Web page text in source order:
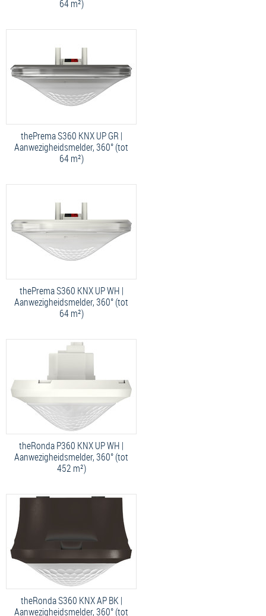
64 m²)
thePrema S360 KNX UP GR |
Aanwezigheidsmelder, 360° (tot
64 m²)
thePrema S360 KNX UP WH |
Aanwezigheidsmelder, 360° (tot
64 m²)
theRonda P360 KNX UP WH |
Aanwezigheidsmelder, 360° (tot
452 m²)
theRonda S360 KNX AP BK |
Aanwezigheidsmelder, 360° (tot